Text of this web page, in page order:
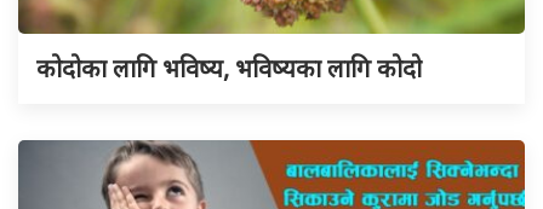
कोदोका लागि भविष्य, भविष्यका लागि कोदो